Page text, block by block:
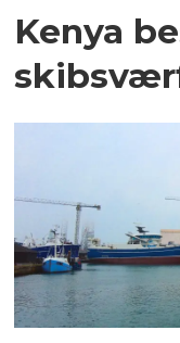
Kenya